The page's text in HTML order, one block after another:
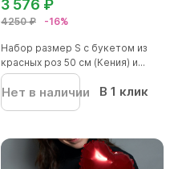
4250 ₽ -16%
3 576 ₽
Набор размер S с букетом из
красных роз 50 см (Кения) и...
Нет в наличии В 1 клик